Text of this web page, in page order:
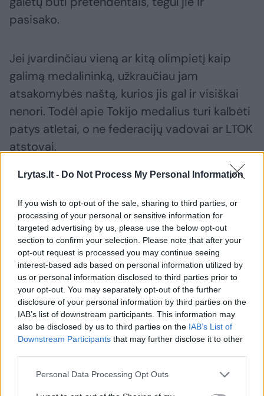
Lrytas.lt - Do Not Process My Personal Information
If you wish to opt-out of the sale, sharing to third parties, or
processing of your personal or sensitive information for
targeted advertising by us, please use the below opt-out
section to confirm your selection. Please note that after your
opt-out request is processed you may continue seeing
interest-based ads based on personal information utilized by
us or personal information disclosed to third parties prior to
your opt-out. You may separately opt-out of the further
disclosure of your personal information by third parties on the
IAB’s list of downstream participants. This information may
also be disclosed by us to third parties on the IAB’s List of
Downstream Participants that may further disclose it to other
Personal Data Processing Opt Outs
pasisako.
Jei įvardinčiau vieną ar kitą olimpietį kaip
galimą medalininką, užkraučiau jam
atsakomybės naštą, kurios jis gal ir visiškai
nenori. Todėl apie Tokijo medalius turi kalbėti
patys atletai, o ne federacijų vadovai ar LTOK
atstovai.
kulkinio šaudymo atstovas Karolis Girulis.
Šįkart nebus jūsų sporto rungties –
stendinio šaudymo sportininko?
– Yra bendra tarptautinė šaudymo federacija
ir mes jau turime normatyvą įvykdžiusi
kulkinio šaudymo atstovą K.Girulį. Jei
neturėtume jo, tuomet gal ir būtume gavę
vardinį kvietimą į žaidynes iš tarptautinės